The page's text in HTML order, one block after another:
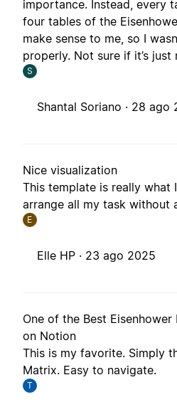
importance. Instead, every
four tables of the
make sense to me, so I
properly. Not sure if it’s just
S
Shantal Soriano · 28 ago
Nice visualization
This template is really what
arrange all my task without
E
Elle HP · 23 ago 2025
One of the Best
on Notion
This is my favorite. Simply
Matrix. Easy to navigate.
T